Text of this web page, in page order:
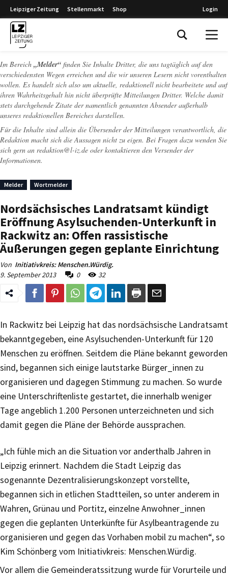
Leipziger Zeitung Stellenmarkt Shop Login
Im Bereich „Melder“ finden Sie Inhalte Dritter, die uns tagtäglich auf den
verschiedensten Wegen erreichen und die wir unseren Lesern nicht vorenthalten
wollen. Es handelt sich also um aktuelle, redaktionell nicht bearbeitete und auf
ihren Wahrheitsgehalt hin nicht überprüfte Mitteilungen Dritter. Welche damit
stets durchgehende Zitate der namentlich genannten Absender außerhalb
unseres redaktionellen Bereiches darstellen.
Für die Inhalte sind allein die Übersender der Mitteilungen verantwortlich, die
Redaktion macht sich die Aussagen nicht zu eigen. Bei Fragen dazu wenden Sie
sich gern an redaktion@l-iz.de oder kontaktieren den Versender der
Informationen.
Melder Wortmelder
Nordsächsisches Landratsamt kündigt
Eröffnung Asylsuchenden-Unterkunft in
Rackwitz an: Offen rassistische
Äußerungen gegen geplante Einrichtung
Von Initiativkreis: Menschen.Würdig.
9. September 2013
0 32
In Rackwitz bei Leipzig hat das nordsächsische Landratsamt
bekanntgegeben, eine Asylsuchenden-Unterkunft für 120
Menschen zu eröffnen. Seitdem die Pläne bekannt geworden
sind, begannen sich einige lautstarke Bürger_innen zu
organisieren und dagegen Stimmung zu machen. So wurde
eine Unterschriftenliste gestartet, die innerhalb weniger
Tage angeblich 1.200 Personen unterzeichneten und sich
damit gegen die Pläne der Behörde aussprachen.
„Ich fühle mich an die Situation vor anderthalb Jahren in
Leipzig erinnert. Nachdem die Stadt Leipzig das
sogenannte Dezentralisierungskonzept vorstellte,
begannen sich in etlichen Stadtteilen, so unter anderem in
Wahren, Grünau und Portitz, einzelne Anwohner_innen
gegen die geplanten Unterkünfte für Asylbeantragende zu
organisieren und gegen das Vorhaben mobil zu machen“, so
Kim Schönberg vom Initiativkreis: Menschen.Würdig.
Vor allem die Gemeinderatssitzung wurde für Vorurteile und